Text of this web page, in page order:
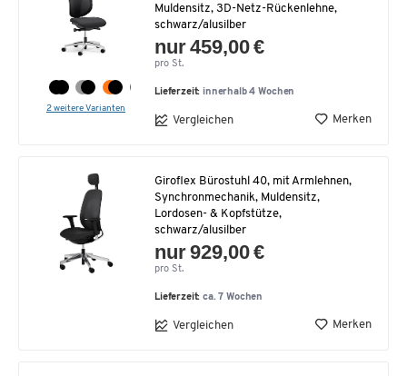
2 weitere Varianten
Muldensitz, 3D-Netz-Rückenlehne,
schwarz/alusilber
nur 459,00 €
pro St.
Lieferzeit: innerhalb 4 Wochen
Vergleichen Merken
Giroflex Bürostuhl 40, mit Armlehnen,
Synchronmechanik, Muldensitz,
Lordosen- & Kopfstütze,
schwarz/alusilber
nur 929,00 €
pro St.
Lieferzeit:ca. 7 Wochen
Vergleichen Merken